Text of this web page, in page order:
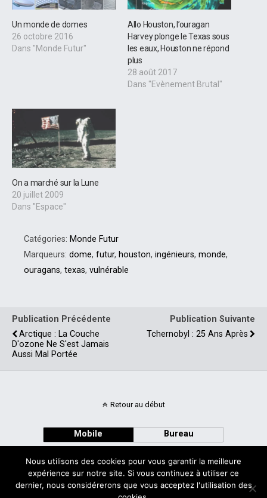
Un monde de domes
26 octobre 2016
Dans "Monde Futur"
Allo Houston, l’ouragan
Harvey plonge le Texas sous
les eaux, Houston ne répond
plus
28 août 2017
Dans "Evènement Brutal"
On a marché sur la Lune
20 juillet 2009
Dans "Espace"
Catégories: Monde Futur
Marqueurs: dome, futur, houston, ingénieurs, monde,
ouragans, texas, vulnérable
Publication Précédente
Arctique : La Couche
D'ozone Ne S'est Jamais
Aussi Mal Portée
Publication Suivante
Tchernobyl : 25 Ans Après
Retour au début
Mobile Bureau
Nous utilisons des cookies pour vous garantir la meilleure
expérience sur notre site. Si vous continuez à utiliser ce
dernier, nous considérerons que vous acceptez l'utilisation des